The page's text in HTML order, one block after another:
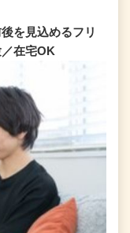
を見込めるフリ
在宅OK